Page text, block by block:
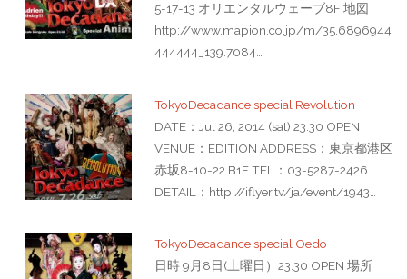
5-17-13 オリエンタルウェーブ8F 地図
http://www.mapion.co.jp/m/35.6896944
444444_139.7084…
TokyoDecadance special Revolution
DATE：Jul 26, 2014 (sat) 23:30 OPEN
VENUE：EDITION ADDRESS：東京都港区
赤坂8-10-22 B1F TEL：03-5287-2426
DETAIL：http://iflyer.tv/ja/event/1943…
TokyoDecadance special Oedo
日時 9月8日(土曜日）23:30 OPEN 場所